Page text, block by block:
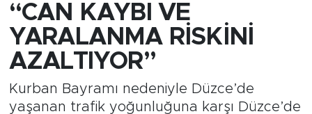
“CAN KAYBI VE
YARALANMA RİSKİNİ
AZALTIYOR”
Kurban Bayramı nedeniyle Düzce’de
yaşanan trafik yoğunluğuna karşı Düzce’de
Spor
Siyaset
Yerel Haber
Düzce Trafik Yoğunluk Haritası
Süper Lig Puan Durumu ve Fikstür
Tüm Manşetler